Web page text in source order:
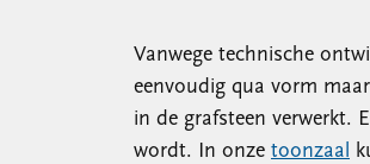
Vanwege technische
eenvoudig qua vorm
in de grafsteen verwerkt.
wordt. In onze toonzaal